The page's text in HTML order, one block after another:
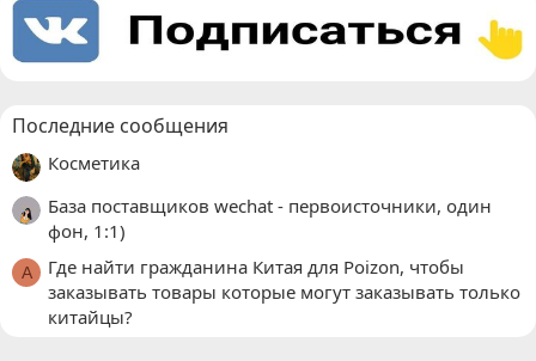
Последние сообщения
Косметика
База поставщиков wechat - первоисточники, один
фон, 1:1)
A
Где найти гражданина Китая для Poizon, чтобы
заказывать товары которые могут заказывать только
китайцы?